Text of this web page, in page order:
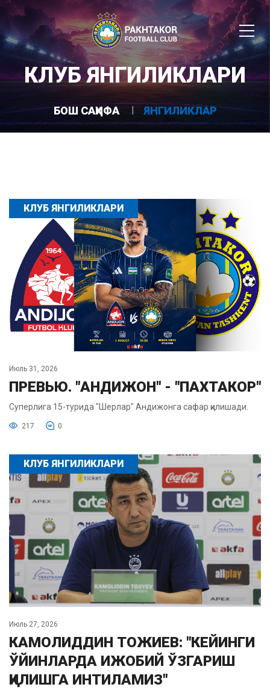
КЛУБ ЯНГИЛИКЛАРИ
БОШ САҲИФА ЯНГИЛИКЛАР
КЛУБ ЯНГИЛИКЛАРИ
Июль 31, 2026
ПРЕВЬЮ. "АНДИЖОН" - "ПАХТАКОР"
Суперлига 15-турида "Шерлар" Андижонга сафар қилишади.
217 0
КЛУБ ЯНГИЛИКЛАРИ
Июль 27, 2026
КАМОЛИДДИН ТОЖИЕВ: "КЕЙИНГИ
ЎЙИНЛАРДА ИЖОБИЙ ЎЗГАРИШ
ҚИЛИШГА ИНТИЛАМИЗ"